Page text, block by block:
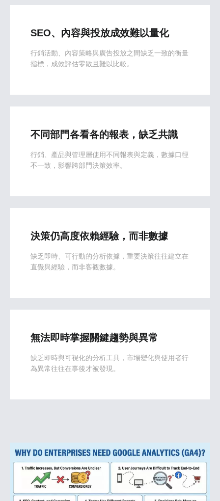
SEO、內容與投放成效難以量化
行銷活動、內容策略與廣告投放之間缺乏一致的衡量
指標，成效評估零散且難以比較。
不同部門各看各的報表，缺乏共識
行銷、產品與管理層使用不同報表與定義，數據口徑
不一致，影響跨部門決策效率。
決策仍高度依賴經驗，而非數據
缺乏即時、可行動的分析依據，重要決策往往建立在
直覺與經驗，而非客觀數據。
無法即時掌握關鍵趨勢與異常
缺乏即時與可視化的分析工具，市場變化與使用者行
為異常往往在事後才被發現。